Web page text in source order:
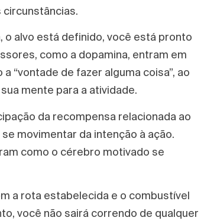
o alvo está definido, você está pronto
como a dopamina, entram em
“vontade de fazer alguma coisa”, ao
mente para a atividade.
da recompensa relacionada ao
movimentar da intenção à ação.
como o cérebro motivado se
a rota estabelecida e o combustível
você não sairá correndo de qualquer